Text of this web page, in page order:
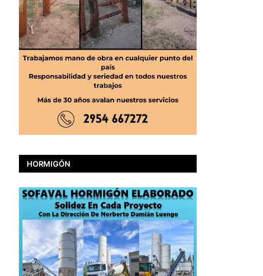
HORMIGÓN